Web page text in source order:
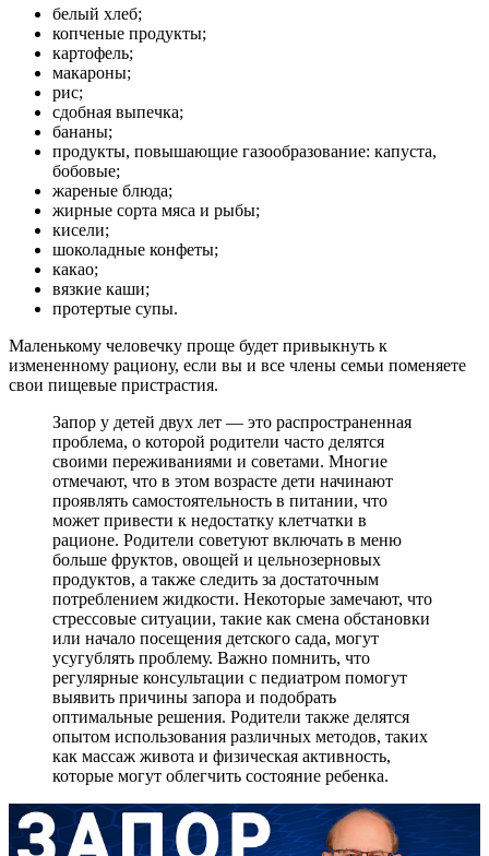
белый хлеб;
копченые продукты;
картофель;
макароны;
рис;
сдобная выпечка;
бананы;
продукты, повышающие газообразование: капуста,
бобовые;
жареные блюда;
жирные сорта мяса и рыбы;
кисели;
шоколадные конфеты;
какао;
вязкие каши;
протертые супы.
Маленькому человечку проще будет привыкнуть к
измененному рациону, если вы и все члены семьи поменяете
свои пищевые пристрастия.
Запор у детей двух лет — это распространенная
проблема, о которой родители часто делятся
своими переживаниями и советами. Многие
отмечают, что в этом возрасте дети начинают
проявлять самостоятельность в питании, что
может привести к недостатку клетчатки в
рационе. Родители советуют включать в меню
больше фруктов, овощей и цельнозерновых
продуктов, а также следить за достаточным
потреблением жидкости. Некоторые замечают, что
стрессовые ситуации, такие как смена обстановки
или начало посещения детского сада, могут
усугублять проблему. Важно помнить, что
регулярные консультации с педиатром помогут
выявить причины запора и подобрать
оптимальные решения. Родители также делятся
опытом использования различных методов, таких
как массаж живота и физическая активность,
которые могут облегчить состояние ребенка.